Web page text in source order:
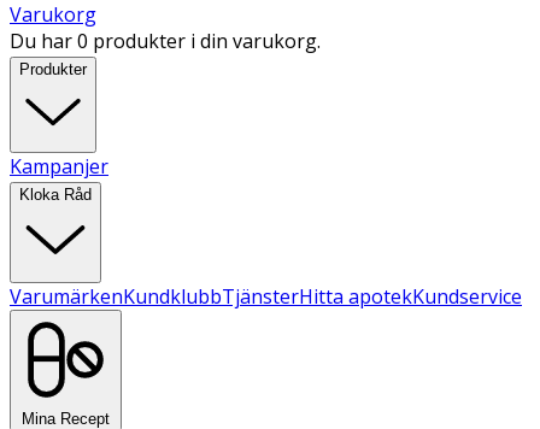
Varukorg
Du har 0 produkter i din varukorg.
Produkter
Kampanjer
Kloka Råd
VarumärkenKundklubbTjänsterHitta apotekKundservice
Mina Recept